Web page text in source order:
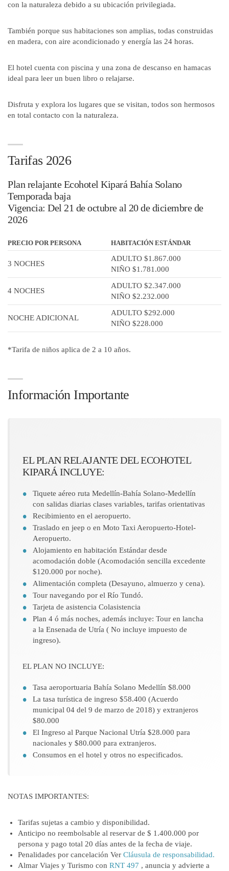
con la naturaleza debido a su ubicación privilegiada.
También porque sus habitaciones son amplias, todas construidas
en madera, con aire acondicionado y energía las 24 horas.
El hotel cuenta con piscina y una zona de descanso en hamacas
ideal para leer un buen libro o relajarse.
Disfruta y explora los lugares que se visitan, todos son hermosos
en total contacto con la naturaleza.
Tarifas 2026
Plan relajante Ecohotel Kipará Bahía Solano
Temporada baja
Vigencia: Del 21 de octubre al 20 de diciembre de
2026
PRECIO POR PERSONA HABITACIÓN ESTÁNDAR
3 NOCHES
ADULTO $1.867.000
NIÑO $1.781.000
4 NOCHES
ADULTO $2.347.000
NIÑO $2.232.000
NOCHE ADICIONAL
ADULTO $292.000
NIÑO $228.000
*Tarifa de niños aplica de 2 a 10 años.
Información Importante
EL PLAN RELAJANTE DEL ECOHOTEL
KIPARÁ INCLUYE:
Tiquete aéreo ruta Medellín-Bahía Solano-Medellín
con salidas diarias clases variables, tarifas orientativas
Recibimiento en el aeropuerto.
Traslado en jeep o en Moto Taxi Aeropuerto-Hotel-
Aeropuerto.
Alojamiento en habitación Estándar desde
acomodación doble (Acomodación sencilla excedente
$120.000 por noche).
Alimentación completa (Desayuno, almuerzo y cena).
Tour navegando por el Río Tundó.
Tarjeta de asistencia Colasistencia
Plan 4 ó más noches, además incluye: Tour en lancha
a la Ensenada de Utría ( No incluye impuesto de
ingreso).
EL PLAN NO INCLUYE:
Tasa aeroportuaria Bahía Solano Medellín $8.000
La tasa turística de ingreso $58.400 (Acuerdo
municipal 04 del 9 de marzo de 2018) y extranjeros
$80.000
El Ingreso al Parque Nacional Utría $28.000 para
nacionales y $80.000 para extranjeros.
Consumos en el hotel y otros no especificados.
NOTAS IMPORTANTES:
Tarifas sujetas a cambio y disponibilidad.
Anticipo no reembolsable al reservar de $ 1.400.000 por
persona y pago total 20 días antes de la fecha de viaje.
Penalidades por cancelación Ver Cláusula de responsabilidad.
Almar Viajes y Turismo con RNT 497 , anuncia y advierte a